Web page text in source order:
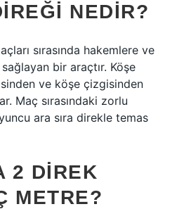
NEDIR?
sırasında hakemlere ve
bir araçtır. Köşe
ve köşe çizgisinden
Maç sırasındaki zorlu
ara sıra direkle temas
2 DIREK
METRE?